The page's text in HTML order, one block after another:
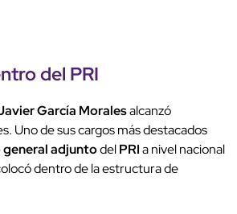
del PRI
García Moralesalcanzó
Uno de sus cargos más destacados
adjuntodelPRIa nivel nacional
dentro de la estructura de